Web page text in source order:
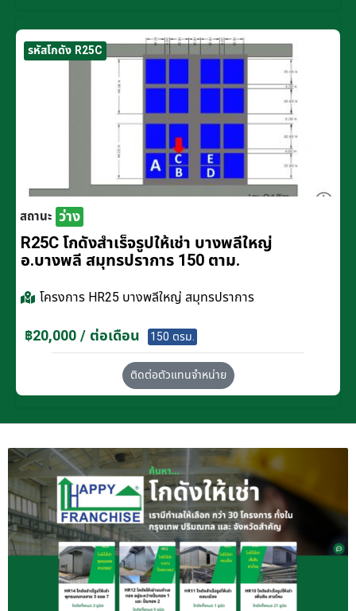
รหัสโกดัง R25C
สถานะ ว่าง
R25C โกดังสำเร็จรูปให้เช่า บางพลีใหญ่
อ.บางพลี สมุทรปราการ 150 ตาม.
โครงการ HR25 บางพลีใหญ่ สมุทรปราการ
฿20,000 / ต่อเดือน 150 ตรม.
ติดต่อตัวแทนจำหน่าย